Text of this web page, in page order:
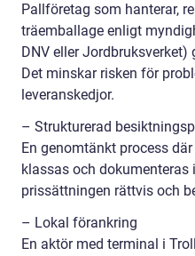
Pallföretag som hanterar,
träemballage enligt
DNV eller Jordbruksverket)
Det minskar risken för
leveranskedjor.
– Strukturerad
En genomtänkt process
klassas och
prissättningen rättvis och
– Lokal förankring
En aktör med terminal i